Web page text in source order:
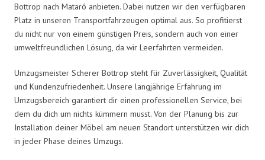
Bottrop nach Mataró anbieten. Dabei nutzen wir den verfügbaren
Platz in unseren Transportfahrzeugen optimal aus. So profitierst
du nicht nur von einem günstigen Preis, sondern auch von einer
umweltfreundlichen Lösung, da wir Leerfahrten vermeiden.
Umzugsmeister Scherer Bottrop steht für Zuverlässigkeit, Qualität
und Kundenzufriedenheit. Unsere langjährige Erfahrung im
Umzugsbereich garantiert dir einen professionellen Service, bei
dem du dich um nichts kümmern musst. Von der Planung bis zur
Installation deiner Möbel am neuen Standort unterstützen wir dich
in jeder Phase deines Umzugs.